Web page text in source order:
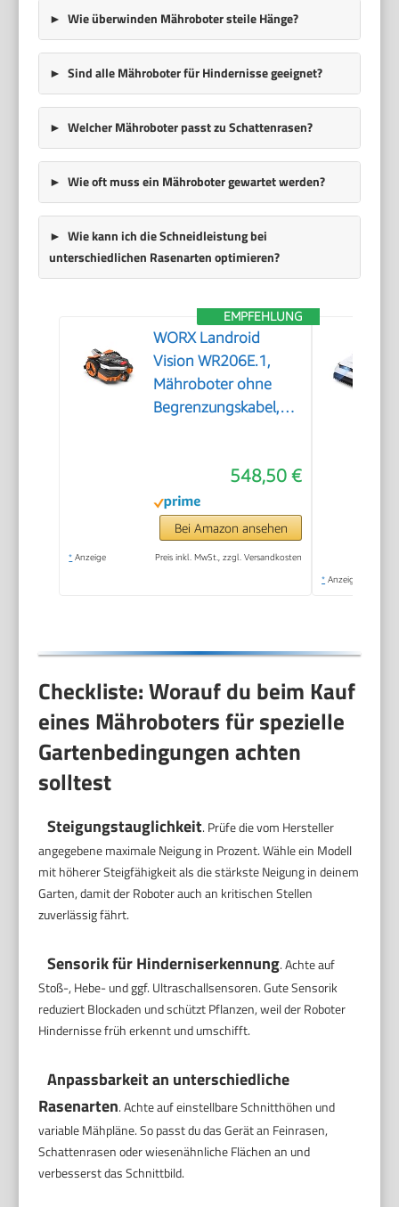
Wie überwinden Mähroboter steile Hänge?
Sind alle Mähroboter für Hindernisse geeignet?
Welcher Mähroboter passt zu Schattenrasen?
Wie oft muss ein Mähroboter gewartet werden?
Wie kann ich die Schneidleistung bei
unterschiedlichen Rasenarten optimieren?
EMPFEHLUNG
WORX Landroid
Vision WR206E.1,
Mähroboter ohne
Begrenzungskabel,
548,50 €
Bei Amazon ansehen
* Anzeige Preis inkl. MwSt., zzgl. Versandkosten
* Anzeige
Checkliste: Worauf du beim Kauf
eines Mähroboters für spezielle
Gartenbedingungen achten
solltest
Steigungstauglichkeit. Prüfe die vom Hersteller
angegebene maximale Neigung in Prozent. Wähle ein Modell
mit höherer Steigfähigkeit als die stärkste Neigung in deinem
Garten, damit der Roboter auch an kritischen Stellen
zuverlässig fährt.
Sensorik für Hinderniserkennung. Achte auf
Stoß-, Hebe- und ggf. Ultraschallsensoren. Gute Sensorik
reduziert Blockaden und schützt Pflanzen, weil der Roboter
Hindernisse früh erkennt und umschifft.
Anpassbarkeit an unterschiedliche
Rasenarten. Achte auf einstellbare Schnitthöhen und
variable Mähpläne. So passt du das Gerät an Feinrasen,
Schattenrasen oder wiesenähnliche Flächen an und
verbesserst das Schnittbild.